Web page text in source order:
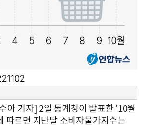
아 기자] 2일 통계청이 발표한 '10월
따르면 지난달 소비자물가지수는